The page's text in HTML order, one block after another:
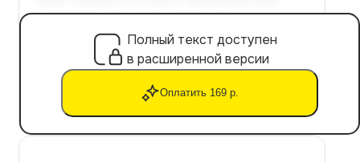
Полный текст доступен
в расширенной версии
Оплатить 169 р.